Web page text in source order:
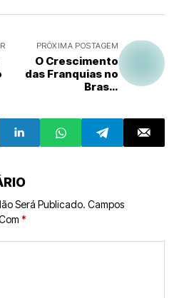
PRÓXIMA POSTAGEM
O Crescimento
das Franquias no
Brasil:
Empreendedores
Será Publicado. Campos
*